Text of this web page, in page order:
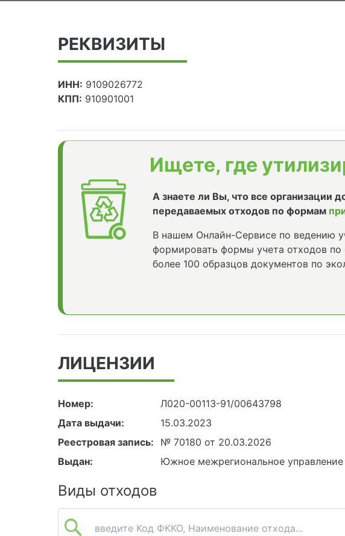
РЕКВИЗИТЫ
ИНН: 9109026772
КПП: 910901001
Ищете, где
А знаете ли Вы, что все организации
передаваемых отходов по формам
В нашем Онлайн-Сервисе по ведению
формировать формы учета отходов
более 100 образцов документов по
ЛИЦЕНЗИИ
Номер:
Л020-00113-91/00643798
Дата выдачи:
15.03.2023
Реестровая запись:
№ 70180 от 20.03.2026
Выдан:
Южное межрегиональное
Виды отходов
введите Код ФККО, Наименование отхода...